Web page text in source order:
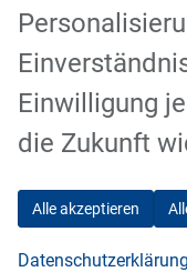
Kraftstoff Benzin
Leistung 118 kW (160 PS)
33.290,– €
Verbrauch
CO2-Klasse:
CO -Emissionen:
Einwilligung
die Zukunft
Alle akzeptieren
Datenschutzerklärung